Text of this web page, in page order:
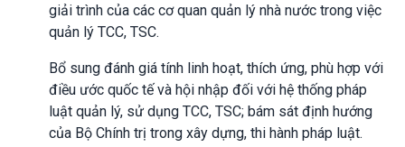
giải trình của các cơ quan quản lý nhà nước trong việc
quản lý TCC, TSC.
Bổ sung đánh giá tính linh hoạt, thích ứng, phù hợp với
điều ước quốc tế và hội nhập đối với hệ thống pháp
luật quản lý, sử dụng TCC, TSC; bám sát định hướng
của Bộ Chính trị trong xây dựng, thi hành pháp luật.